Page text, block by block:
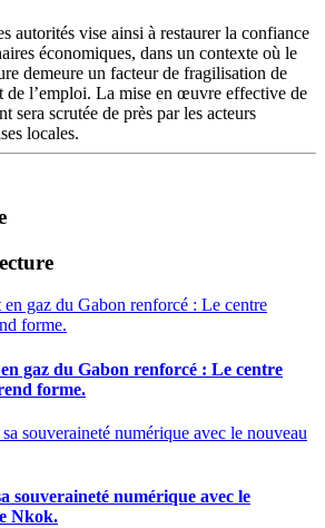
autorités vise ainsi à restaurer la confiance
économiques, dans un contexte où le
demeure un facteur de fragilisation de
de l’emploi. La mise en œuvre effective de
sera scrutée de près par les acteurs
locales.
gaz du Gabon renforcé : Le centre
forme.
souveraineté numérique avec le
Nkok.